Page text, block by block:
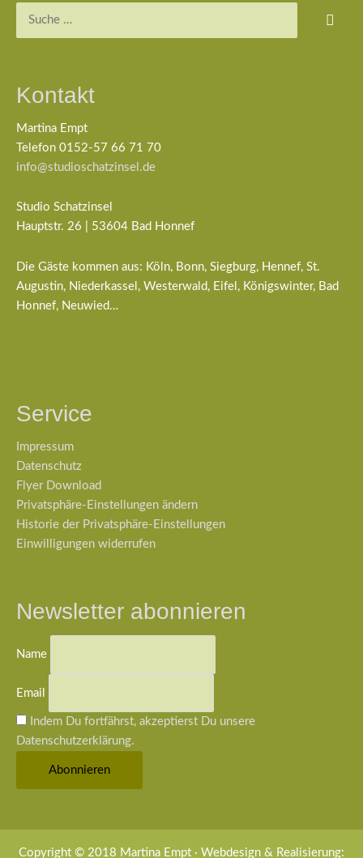
Kontakt
Martina Empt
Telefon 0152-57 66 71 70
info@studioschatzinsel.de
Studio Schatzinsel
Hauptstr. 26 | 53604 Bad Honnef
Die Gäste kommen aus: Köln, Bonn, Siegburg, Hennef, St.
Augustin, Niederkassel, Westerwald, Eifel, Königswinter, Bad
Honnef, Neuwied…
Service
Impressum
Datenschutz
Flyer Download
Privatsphäre-Einstellungen ändern
Historie der Privatsphäre-Einstellungen
Einwilligungen widerrufen
Newsletter abonnieren
Name
Email
Indem Du fortfährst, akzeptierst Du unsere
Datenschutzerklärung.
Copyright © 2018 Martina Empt · Webdesign & Realisierung: